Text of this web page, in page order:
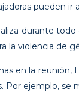
pueden ir
durante
la violencia de
en la reunión,
Por ejemplo,